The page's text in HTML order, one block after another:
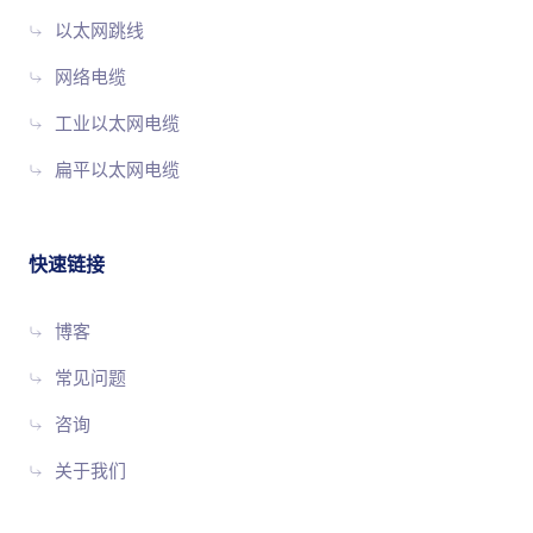
以太网跳线
网络电缆
工业以太网电缆
扁平以太网电缆
快速链接
博客
常见问题
咨询
关于我们